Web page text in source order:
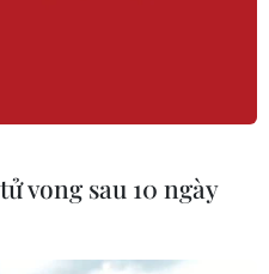
vong sau 10 ngày